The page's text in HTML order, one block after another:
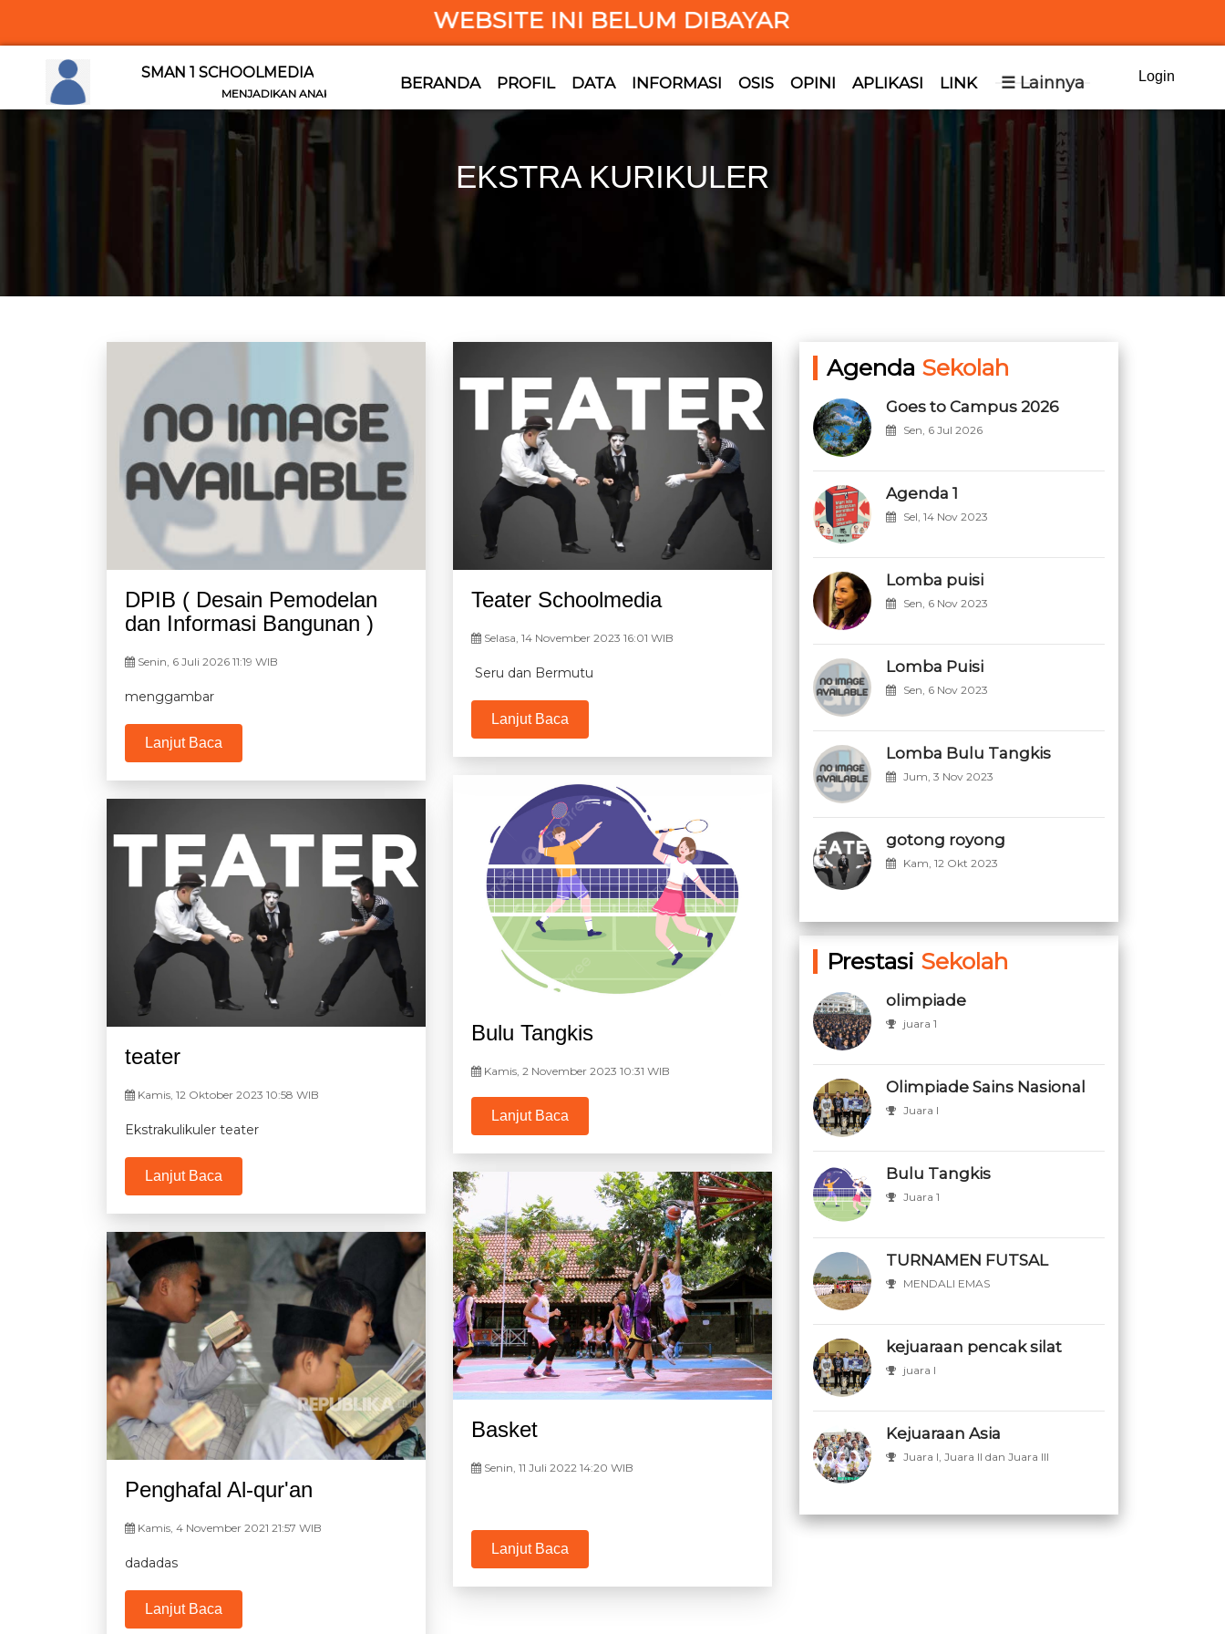
WEBSITE INI BELUM DIBAYAR
SMAN 1 SCHOOLMEDIA
MENJADIKAN ANAK BERPRESTASI
BERANDA PROFIL DATA INFORMASI OSIS OPINI APLIKASI LINK ☰ Lainnya Login
EKSTRA KURIKULER
DPIB ( Desain Pemodelan
dan Informasi Bangunan )
Senin, 6 Juli 2026 11:19 WIB
menggambar
Lanjut Baca
Teater Schoolmedia
Selasa, 14 November 2023 16:01 WIB
Seru dan Bermutu
Lanjut Baca
Bulu Tangkis
Kamis, 2 November 2023 10:31 WIB
Lanjut Baca
teater
Kamis, 12 Oktober 2023 10:58 WIB
Ekstrakulikuler teater
Lanjut Baca
Basket
Senin, 11 Juli 2022 14:20 WIB
Lanjut Baca
Penghafal Al-qur'an
Kamis, 4 November 2021 21:57 WIB
dadadas
Lanjut Baca
Agenda Sekolah
Goes to Campus 2026
Sen, 6 Jul 2026
Agenda 1
Sel, 14 Nov 2023
Lomba puisi
Sen, 6 Nov 2023
Lomba Puisi
Sen, 6 Nov 2023
Lomba Bulu Tangkis
Jum, 3 Nov 2023
gotong royong
Kam, 12 Okt 2023
Prestasi Sekolah
olimpiade
juara 1
Olimpiade Sains Nasional
Juara I
Bulu Tangkis
Juara 1
TURNAMEN FUTSAL
MENDALI EMAS
kejuaraan pencak silat
juara I
Kejuaraan Asia
Juara I, Juara II dan Juara III